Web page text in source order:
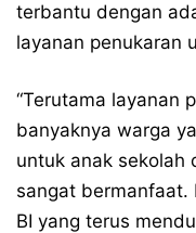
terbantu dengan
layanan penukaran
“Terutama layanan
banyaknya warga
untuk anak sekolah
sangat bermanfaat.
BI yang terus